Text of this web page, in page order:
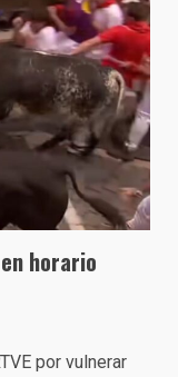
horario
por vulnerar